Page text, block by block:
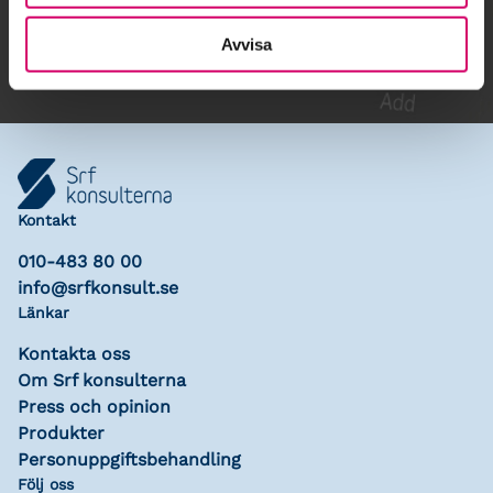
Avvisa
Lägg till i kalender
Kontakt
010-483 80 00
info@srfkonsult.se
Länkar
Kontakta oss
Om Srf konsulterna
Press och opinion
Produkter
Personuppgiftsbehandling
Följ oss